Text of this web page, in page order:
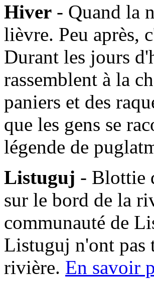
Hiver - Quand la
lièvre. Peu après,
Durant les jours
rassemblent à la
paniers et des
que les gens se
légende de
Listuguj - Blottie
sur le bord de la
communauté de
Listuguj n'ont pas
rivière. En savoir